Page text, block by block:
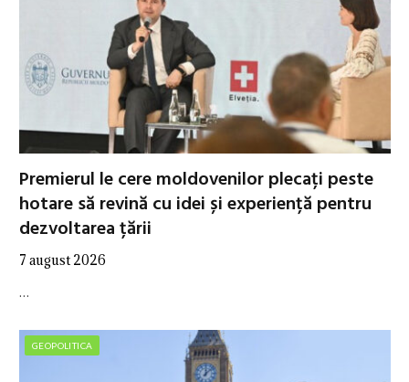
Premierul le cere moldovenilor plecați peste
hotare să revină cu idei și experiență pentru
dezvoltarea țării
7 august 2026
…
GEOPOLITICA